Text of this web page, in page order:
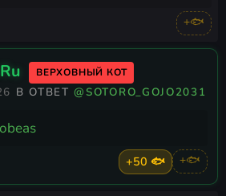
+🐟
ВЕРХОВНЫЙ КОТ
В ОТВЕТ@SOTORO_GOJO2031
+50 🐟 +🐟